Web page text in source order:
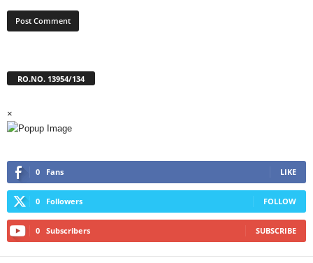
RO.NO. 13954/134
×
0 Fans LIKE
0 Followers FOLLOW
0 Subscribers SUBSCRIBE